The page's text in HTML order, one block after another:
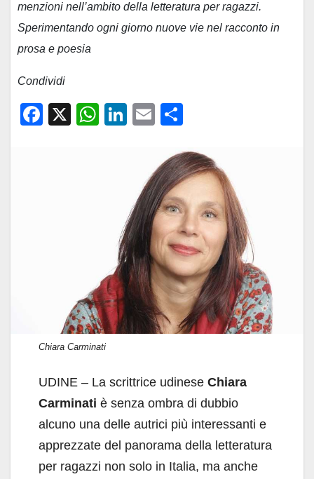
menzioni nell’ambito della letteratura per ragazzi.
Sperimentando ogni giorno nuove vie nel racconto in
prosa e poesia
Condividi
F
X
W
Li
dI
n
E
ail n
di
vi
di
Chiara Carminati
UDINE – La scrittrice udinese Chiara
Carminati è senza ombra di dubbio
alcuno una delle autrici più interessanti e
apprezzate del panorama della letteratura
per ragazzi non solo in Italia, ma anche